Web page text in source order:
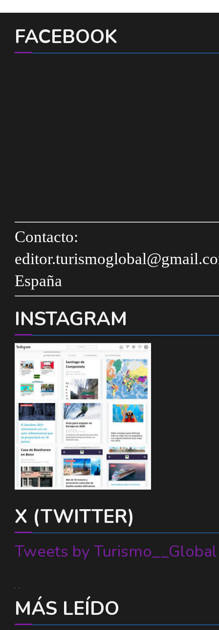
FACEBOOK
Contacto:
España
INSTAGRAM
X (TWITTER)
Tweets by Turismo__Global
MÁS LEÍDO